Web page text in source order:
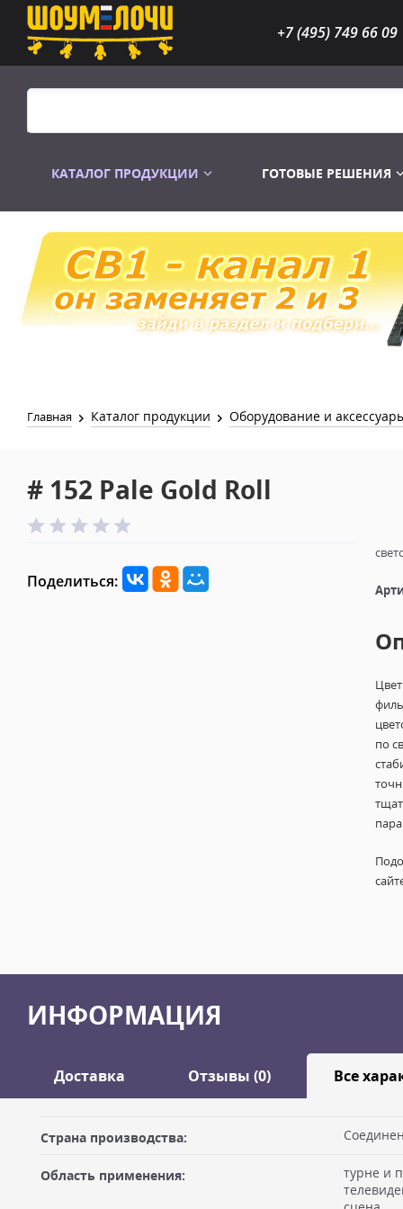
+7 (495) 749 66 09
КАТАЛОГ ПРОДУКЦИИ
Распродажа Лампы
ГОТОВЫЕ РЕШЕНИЯ
Главная Каталог продукции Оборудование и
# 152 Pale Gold Roll
Поделиться:
по
ИНФОРМАЦИЯ
Доставка Отзывы (0) Все
ДОСТАВКА
Самовывоз из офиса
Оставить отзыв
Ваше имя
Страна производства:
Область применения:
турне и